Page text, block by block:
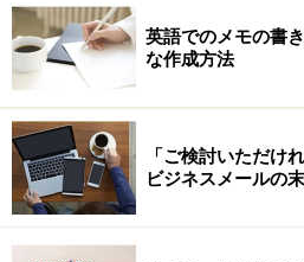
合わせの電話が入っても、珍し
います。せっかくのビジネスチ
も、日頃から、英語でかかって
おく必要があります。
まずは、英語のできる
めの英語！
英語でのメモの書
な作成方法
「ご検討いただけ
ビジネスメールの